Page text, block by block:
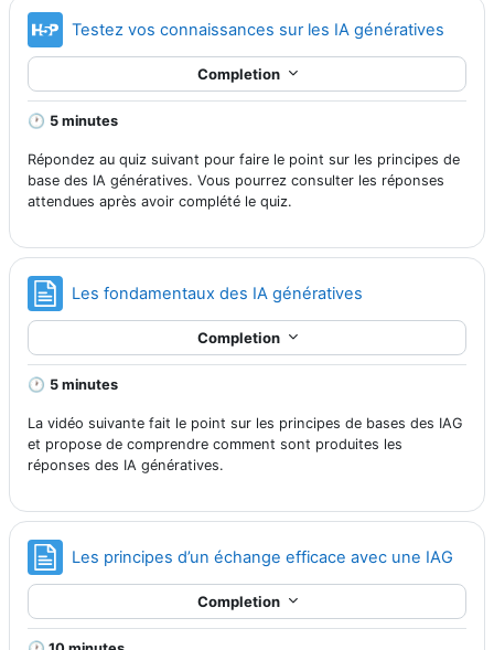
Testez vos connaissances sur les IA génératives
Completion
🕐 5 minutes
Répondez au quiz suivant pour faire le point sur les principes de
base des IA génératives. Vous pourrez consulter les réponses
attendues après avoir complété le quiz.
Les fondamentaux des IA génératives
Completion
🕐 5 minutes
La vidéo suivante fait le point sur les principes de bases des IAG
et propose de comprendre comment sont produites les
réponses des IA génératives.
Les principes d’un échange efficace avec une IAG
Completion